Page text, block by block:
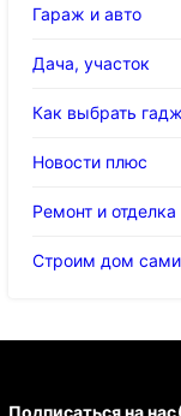
Гараж и авто
Дача, участок
Как выбрать
Новости плюс
Ремонт и отделка
Строим дом сами
Подписаться на нас